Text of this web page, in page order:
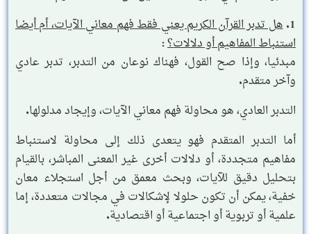
1. هل تدبر القرآن الكريم يعني فقط فهم معاني الآيات، أم أيضا
استنباط المفاهيم أو دلالات؟:
مبدئيا، وإذا صح القول، فهناك نوعان من التدبر، تدبر عادي
وآخر متقدم.
التدبر العادي، هو محاولة فهم معاني الآيات، وإيجاد مدلولها.
أما التدبر المتقدم فهو يتعدى ذلك إلى محاولة لاستنباط
مفاهيم متجددة، أو دلالات أخرى غير المعنى المباشر، بالقيام
بتحليل دقيق للآيات، وبحث معمق من أجل استجلاء معان
خفية، يمكن أن تكون حلولا لإشكالات في مجالات متعددة، إما
علمية أو تربوية أو اجتماعية أو اقتصادية.